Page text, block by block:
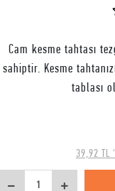
Cam kesme tahtası
sahiptir. Kesme
tablası
39,92